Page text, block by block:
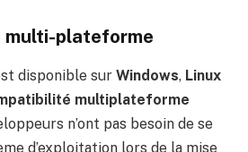
multi-plateforme
disponible sur Windows, Linux
multiplateforme
n’ont pas besoin de se
d’exploitation lors de la mise